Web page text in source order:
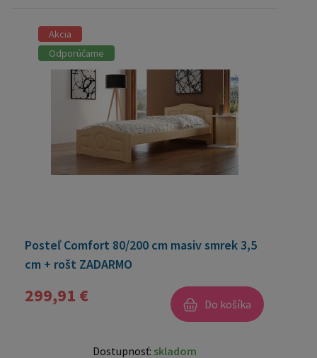
Akcia
Odporúčame
Posteľ Comfort 80/200 cm masiv smrek 3,5
cm + rošt ZADARMO
299,91 € Do košíka
Dostupnosť: skladom